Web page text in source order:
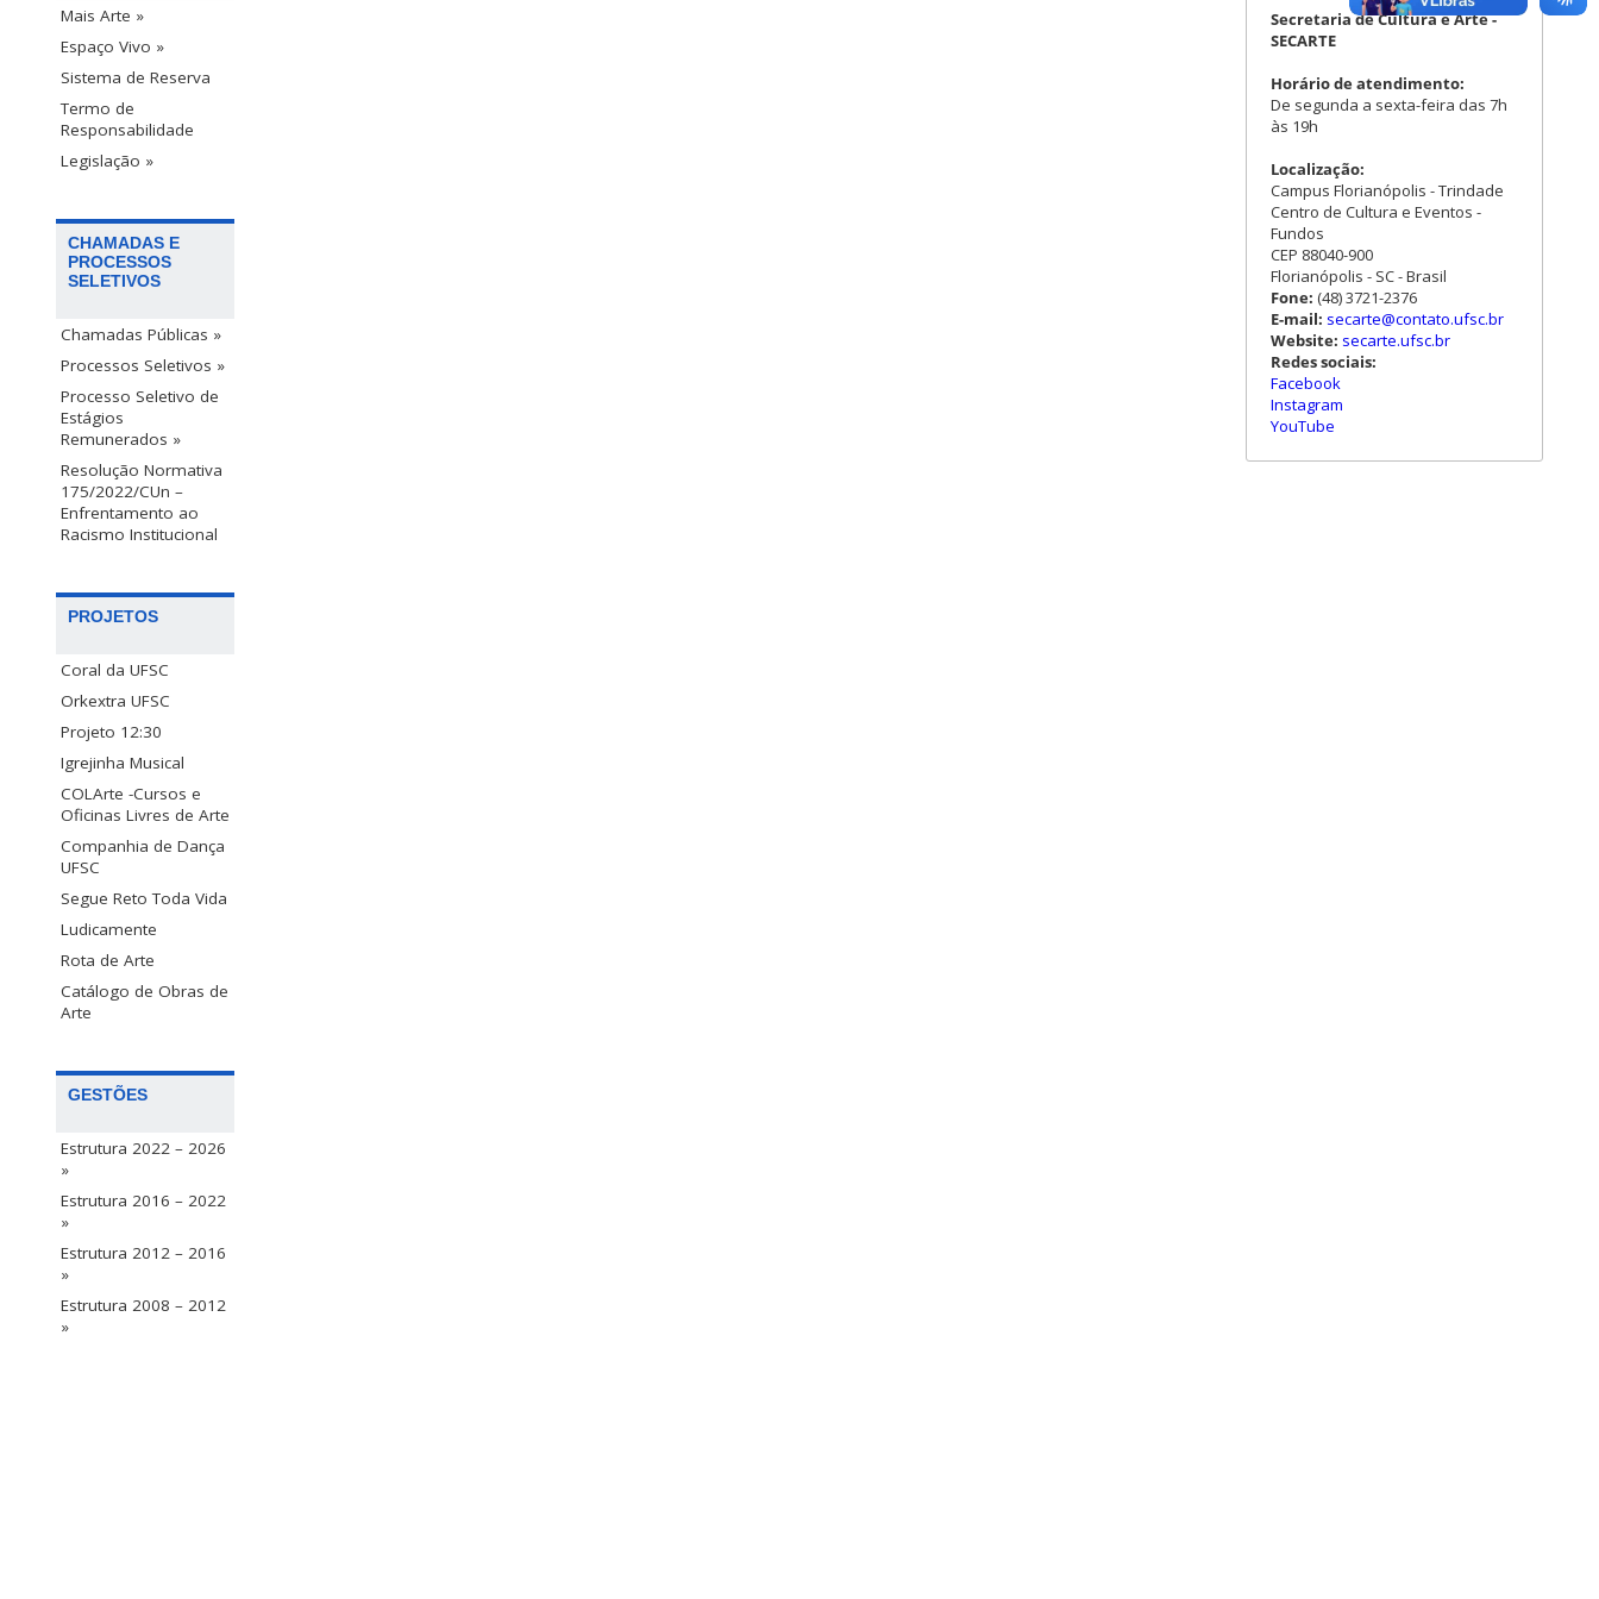
Mais Arte »
Espaço Vivo »
Sistema de Reserva
Termo de
Responsabilidade
Legislação »
CHAMADAS E
PROCESSOS
SELETIVOS
Chamadas Públicas »
Processos Seletivos »
Processo Seletivo de
Estágios
Remunerados »
Resolução Normativa
175/2022/CUn –
Enfrentamento ao
Racismo Institucional
PROJETOS
Coral da UFSC
Orkextra UFSC
Projeto 12:30
Igrejinha Musical
COLArte -Cursos e
Oficinas Livres de Arte
Companhia de Dança
UFSC
Segue Reto Toda Vida
Ludicamente
Rota de Arte
Catálogo de Obras de
Arte
GESTÕES
Estrutura 2022 – 2026
»
Estrutura 2016 – 2022
»
Estrutura 2012 – 2016
»
Estrutura 2008 – 2012
»
Secretaria de Cultura e Arte -
SECARTE
Horário de atendimento:
De segunda a sexta-feira das 7h
às 19h
Localização:
Campus Florianópolis - Trindade
Centro de Cultura e Eventos -
Fundos
CEP 88040-900
Florianópolis - SC - Brasil
Fone: (48) 3721-2376
E-mail: secarte@contato.ufsc.br
Website: secarte.ufsc.br
Redes sociais:
Facebook
Instagram
YouTube